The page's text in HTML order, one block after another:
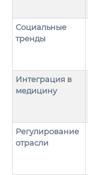
Социальные
тренды
Интеграция в
медицину
Регулирование
отрасли